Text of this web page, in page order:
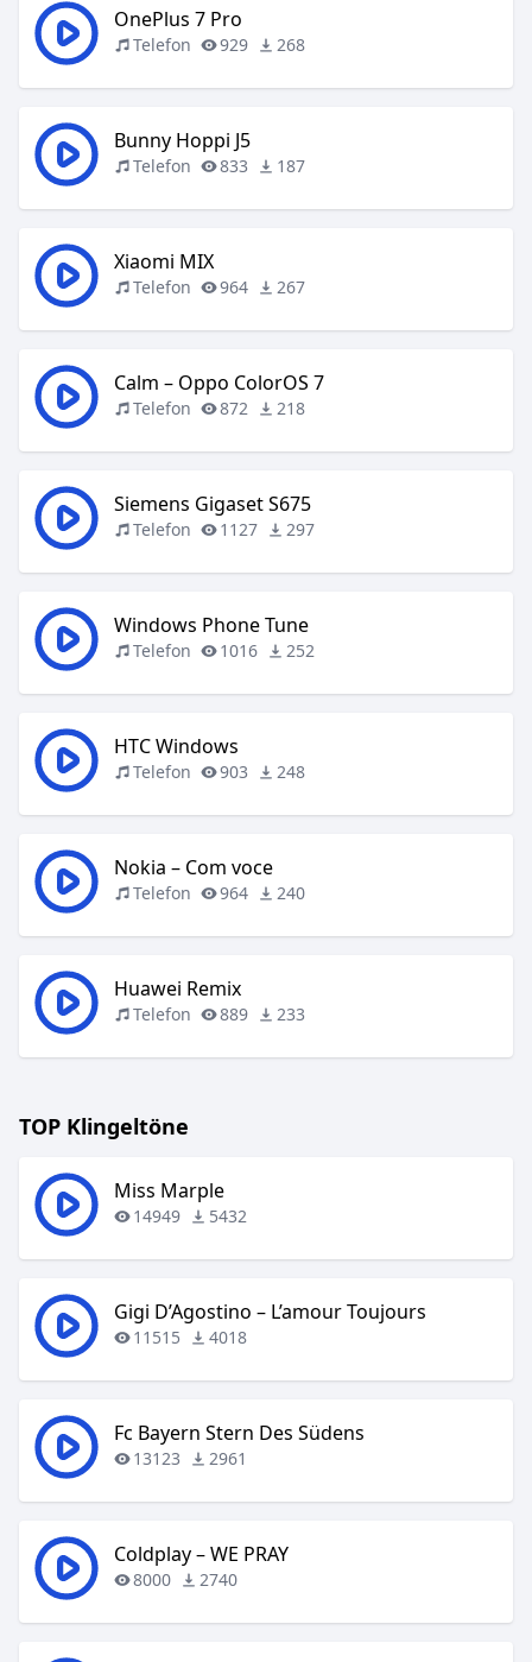
OnePlus 7 Pro
Telefon 929 268
Bunny Hoppi J5
Telefon 833 187
Xiaomi MIX
Telefon 964 267
Calm – Oppo ColorOS 7
Telefon 872 218
Siemens Gigaset S675
Telefon 1127 297
Windows Phone Tune
Telefon 1016 252
HTC Windows
Telefon 903 248
Nokia – Com voce
Telefon 964 240
Huawei Remix
Telefon 889 233
TOP Klingeltöne
Miss Marple
14949 5432
Gigi D’Agostino – L’amour Toujours
11515 4018
Fc Bayern Stern Des Südens
13123 2961
Coldplay – WE PRAY
8000 2740